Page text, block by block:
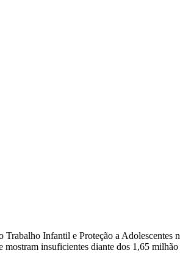
Infantil e Proteção a
insuficientes diante dos 1,65